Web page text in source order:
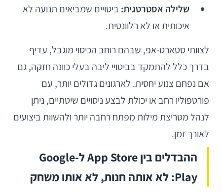
שלילה אסטרטגית: ביטויים שמביאים תנועה לא
איכותית או לא רלוונטית.
לצוותי סטארט-אפ, שבהם רוחב הכיסוי מוגבל, עדיף
בדרך כלל להתמקד בביטויי ליבה בעלי כוונה חזקה, גם
אם נפחם צנוע יחסית. לארגונים גדולים יותר, עם
פורטפוליו רחב או יכולת לבצע ניסויים שיטתיים, ניתן
לנהל מטריצת מילות מפתח רחבה יותר ולהשוות ביצועים
לאורך זמן.
ההבדלים בין App Store ל-Google
Play: לא אותה חנות, לא אותו משחק